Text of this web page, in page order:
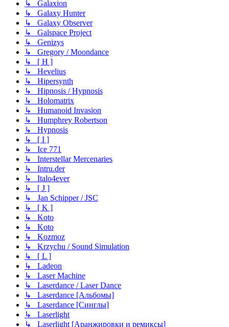
↳ Galaxion
↳ Galaxy Hunter
↳ Galaxy Observer
↳ Galspace Project
↳ Genizys
↳ Gregory / Moondance
↳ [ H ]
↳ Hevelius
↳ Hipersynth
↳ Hipnosis / Hypnosis
↳ Holomatrix
↳ Humanoid Invasion
↳ Humphrey Robertson
↳ Hypnosis
↳ [ I ]
↳ Ice 771
↳ Interstellar Mercenaries
↳ Intru.der
↳ Italo4ever
↳ [ J ]
↳ Jan Schipper / JSC
↳ [ K ]
↳ Koto
↳ Koto
↳ Kozmoz
↳ Krzychu / Sound Simulation
↳ [ L ]
↳ Ladeon
↳ Laser Machine
↳ Laserdance / Laser Dance
↳ Laserdance [Альбомы]
↳ Laserdance [Синглы]
↳ Laserlight
↳ Laserlight [Аранжировки и ремиксы]